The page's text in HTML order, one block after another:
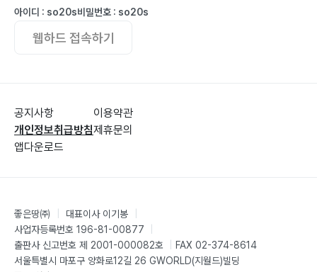
아이디 : so20s비밀번호 : so20s
웹하드 접속하기
공지사항
개인정보취급방침
앱다운로드
이용약관
제휴문의
좋은땅㈜ 대표이사 이기봉
사업자등록번호 196-81-00877
출판사 신고번호 제 2001-000082호
FAX 02-374-8614
서울특별시 마포구 양화로12길 26 GWORLD(지월드)빌딩